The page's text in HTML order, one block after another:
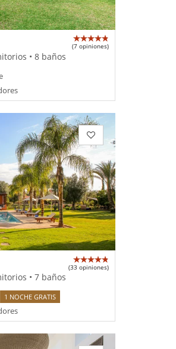
(7 opiniones)
• 8 baños
(33 opiniones)
• 7 baños
1 NOCHE GRATIS